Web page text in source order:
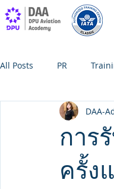
All Posts PR
การ
ครั้ง
DAA-